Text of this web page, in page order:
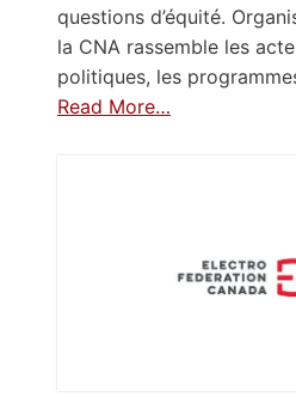
questions d’équité.
la CNA rassemble les
politiques, les
Read More…